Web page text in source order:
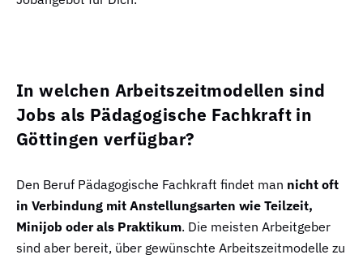
In welchen Arbeitszeitmodellen sind
Jobs als Pädagogische Fachkraft in
Göttingen verfügbar?
Den Beruf Pädagogische Fachkraft findet man nicht oft
in Verbindung mit Anstellungsarten wie Teilzeit,
Minijob oder als Praktikum. Die meisten Arbeitgeber
sind aber bereit, über gewünschte Arbeitszeitmodelle zu